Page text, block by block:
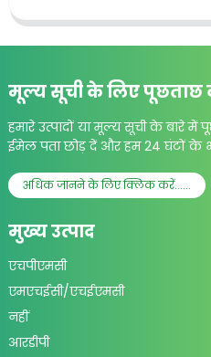
मूल्य सूची के लिए पूछताछ
हमारे उत्पादों या मूल्य सूची के बारे
ईमेल पता छोड़ दें और हम 24 घंटों के
अधिक जानने के लिए क्लिक करें......
मुख्य उत्पाद
एचपीएमसी
एमएचईसी/एचईएमसी
नहीं
आरडीपी